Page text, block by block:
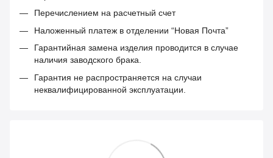
Перечислением на расчетный счет
Наложенный платеж в отделении “Новая Почта”
Гарантийная замена изделия проводится в случае
наличия заводского брака.
Гарантия не распространяется на случаи
неквалифицированной эксплуатации.